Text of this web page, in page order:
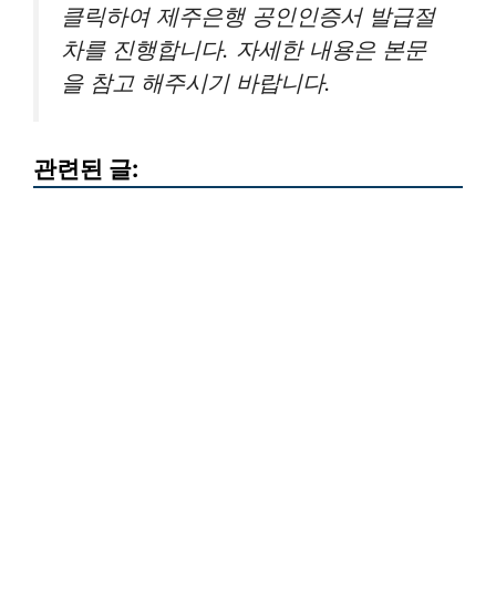
클릭하여 제주은행 공인인증서 발급절
차를 진행합니다. 자세한 내용은 본문
을 참고 해주시기 바랍니다.
관련된 글: